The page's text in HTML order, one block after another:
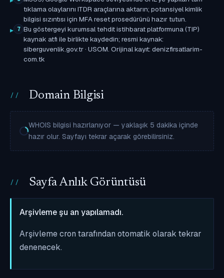
tıklama olaylarını ITDR araçlarına aktarın; potansiyel kimlik
bilgisi sızıntısı için MFA reset prosedürünü hazır tutun.
7 Bu göstergeyi kurumsal tehdit istihbarat platformuna (TIP)
kaynak atfı ile birlikte kaydedin; resmi kaynak:
siberguvenlik.gov.tr · USOM. Orijinal kayıt: denizfirsatlarim-
com.tk
Domain Bilgisi
WHOIS bilgisi hazırlanıyor — yaklaşık 5 dakika içinde
hazır olur. Sayfayı tekrar açarak görebilirsiniz.
Sayfa Anlık Görüntüsü
Arşivleme şu an yapılamadı.
Arşivleme cron tarafından otomatik olarak tekrar
denenecek.